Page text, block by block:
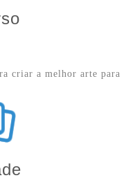
criar a melhor arte para